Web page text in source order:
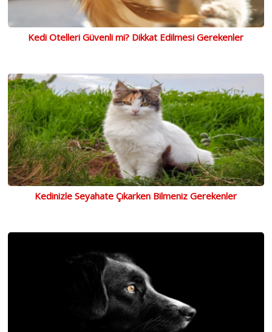
Kedi Otelleri Güvenli mi? Dikkat Edilmesi Gerekenler
Kedinizle Seyahate Çıkarken Bilmeniz Gerekenler